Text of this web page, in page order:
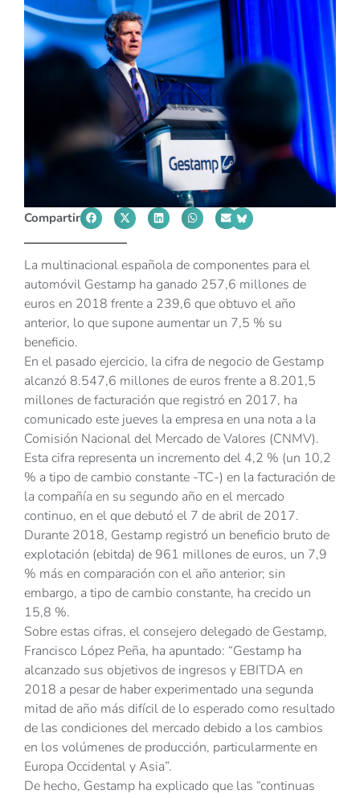
Compartir
La multinacional española de componentes para el
automóvil Gestamp ha ganado 257,6 millones de
euros en 2018 frente a 239,6 que obtuvo el año
anterior, lo que supone aumentar un 7,5 % su
beneficio.
En el pasado ejercicio, la cifra de negocio de Gestamp
alcanzó 8.547,6 millones de euros frente a 8.201,5
millones de facturación que registró en 2017, ha
comunicado este jueves la empresa en una nota a la
Comisión Nacional del Mercado de Valores (CNMV).
Esta cifra representa un incremento del 4,2 % (un 10,2
% a tipo de cambio constante -TC-) en la facturación de
la compañía en su segundo año en el mercado
continuo, en el que debutó el 7 de abril de 2017.
Durante 2018, Gestamp registró un beneficio bruto de
explotación (ebitda) de 961 millones de euros, un 7,9
% más en comparación con el año anterior; sin
embargo, a tipo de cambio constante, ha crecido un
15,8 %.
Sobre estas cifras, el consejero delegado de Gestamp,
Francisco López Peña, ha apuntado: “Gestamp ha
alcanzado sus objetivos de ingresos y EBITDA en
2018 a pesar de haber experimentado una segunda
mitad de año más difícil de lo esperado como resultado
de las condiciones del mercado debido a los cambios
en los volúmenes de producción, particularmente en
Europa Occidental y Asia”.
De hecho, Gestamp ha explicado que las “continuas